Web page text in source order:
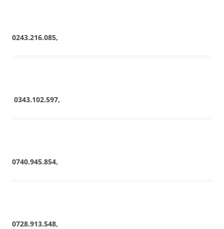
0243.216.085,
0343.102.597,
0740.945.854,
0728.913.548,